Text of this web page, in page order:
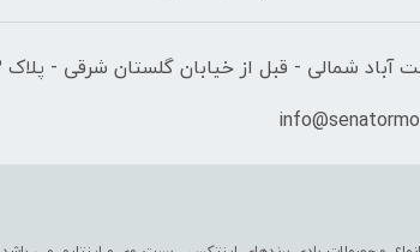
آباد شمالی - قبل از خیابان گلستان شرقی - پلاک 313